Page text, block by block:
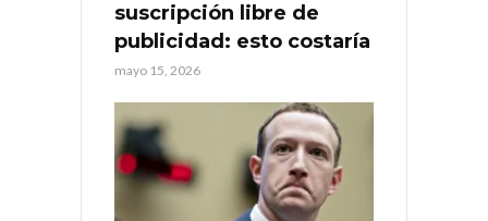
suscripción libre de
publicidad: esto costaría
mayo 15, 2026